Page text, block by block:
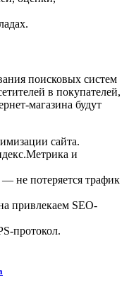
поисковых систем
в покупателей,
магазина будут
сайта.
и
не потеряется трафик
привлекаем SEO-
протокол.